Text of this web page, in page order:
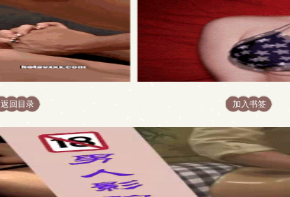
返回目录 加入书签